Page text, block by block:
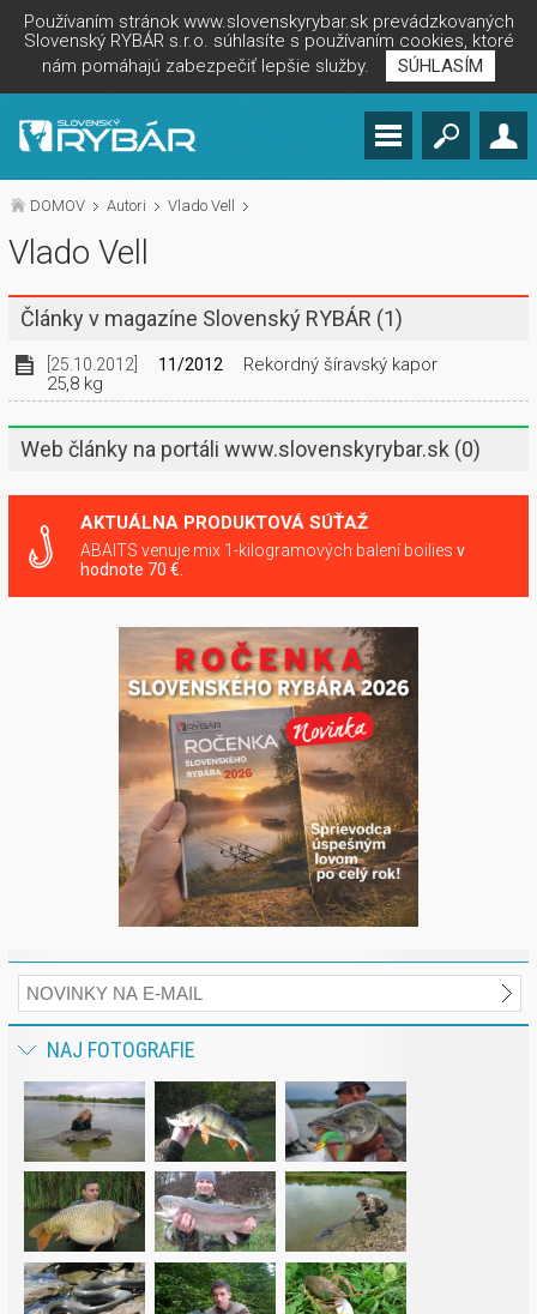
Používaním stránok www.slovenskyrybar.sk prevádzkovaných
Slovenský RYBÁR s.r.o. súhlasíte s používaním cookies, ktoré
nám pomáhajú zabezpečiť lepšie služby.
SÚHLASÍM
DOMOV Autori Vlado Vell
Vlado Vell
Články v magazíne Slovenský RYBÁR (1)
[25.10.2012] 11/2012
Rekordný šíravský kapor
25,8 kg
Web články na portáli www.slovenskyrybar.sk (0)
AKTUÁLNA PRODUKTOVÁ SÚŤAŽ
ABAITS venuje mix 1-kilogramových balení boilies v
hodnote 70 €.
NAJ FOTOGRAFIE